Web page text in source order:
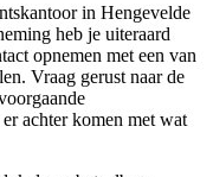
in Hengevelde
heb je uiteraard
opnemen met een van
Vraag gerust naar de
achter komen met wat